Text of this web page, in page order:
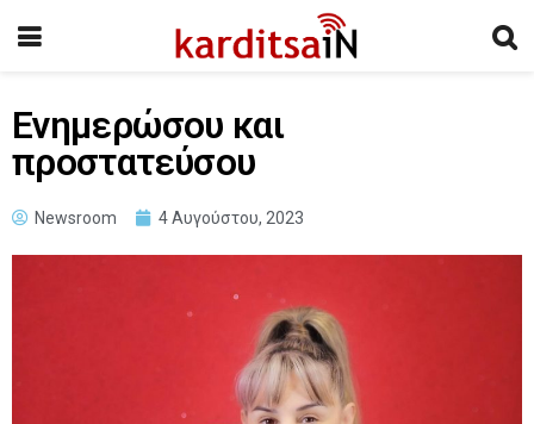
Ενημερώσου και
προστατεύσου
Newsroom 4 Αυγούστου, 2023